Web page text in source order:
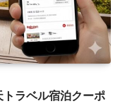
ラベル宿泊クーポ